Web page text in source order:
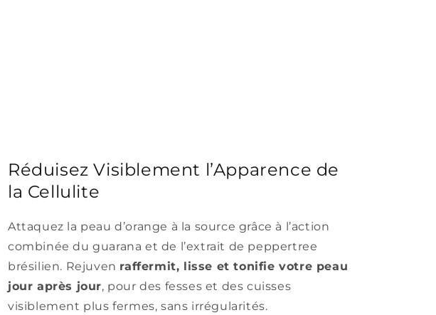
Réduisez Visiblement l’Apparence de
la Cellulite
Attaquez la peau d’orange à la source grâce à l’action
combinée du guarana et de l’extrait de peppertree
brésilien. Rejuven raffermit, lisse et tonifie votre peau
jour après jour, pour des fesses et des cuisses
visiblement plus fermes, sans irrégularités.